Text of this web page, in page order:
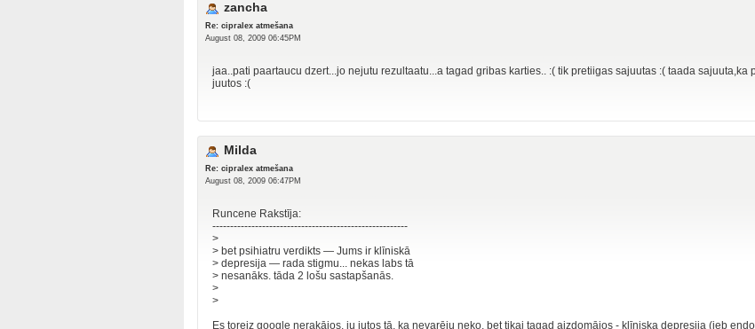
zancha
Re: cipralex atmešana
August 08, 2009 06:45PM
jaa..pati paartaucu dzert...jo nejutu rezultaatu...a tagad gribas karties.. :( tik pretiigas sajuutas :( taada
juutos :(
Milda
Re: cipralex atmešana
August 08, 2009 06:47PM
Runcene Rakstīja:
-------------------------------------------------------
>
> bet psihiatru verdikts — Jums ir klīniskā
> depresija — rada stigmu... nekas labs tā
> nesanāks. tāda 2 lošu sastapšanās.
>
>
Es toreiz google nerakājos, ju jutos tā, ka nevarēju neko, bet tikai tagad aizdomājos - klīniska depresija (jeb